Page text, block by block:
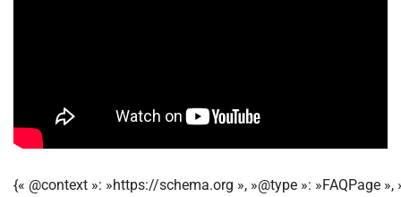
{« @context »: »https://schema.org », »@type »: »FAQPage »,